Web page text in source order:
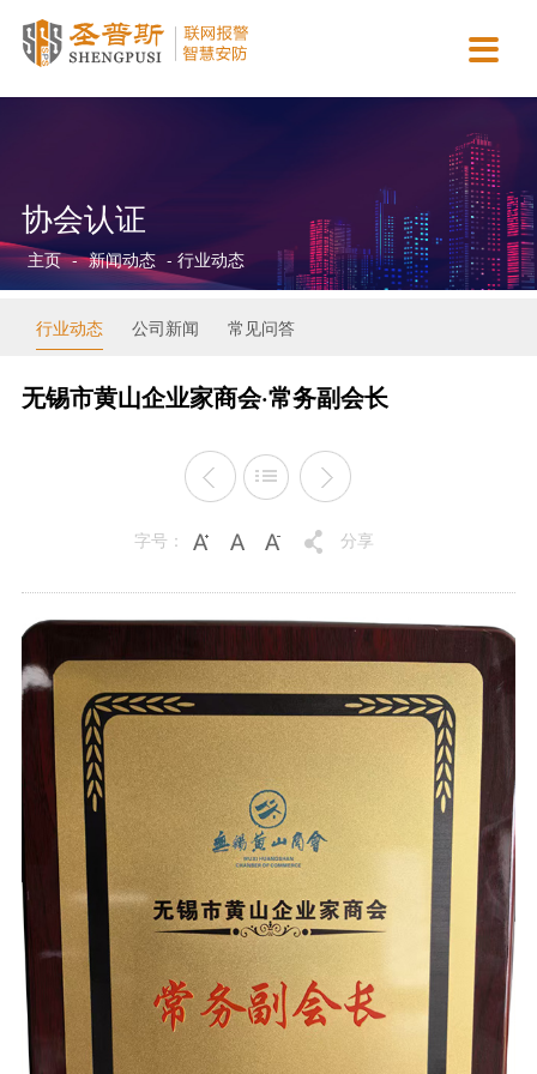
主营业务
智慧消防运营服务
智慧安防运营服务
智慧用电运营服务
保安派遣服务
智慧城市
智慧医疗
智慧金融
智慧司法
智慧公安
智慧交通
新闻动态
行业动态
常见问答
合作案例
政府机关
园区工厂
平安校园
资质认证
营业执照
协会认证
专利软著
关于我们
公司简介
团队介绍
发展历程
招贤纳士
联系我们

协会认证
主页 - 新闻动态 - 行业动态
行业动态 公司新闻 常见问答
无锡市黄山企业家商会·常务副会长
字号： 分享